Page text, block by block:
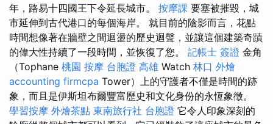
年，路易十四國王下令延長城市。 按摩課 要塞被摧毀，城
市延伸到古代港口的每個海岸。 就目前的陰影而言，花點
時間想像著在牆壁之間迴盪的歷史迴聲，並讓這個建築奇蹟
的偉大性持續了一段時間，並恢復了您。 記帳士 簽證 金角
（Tophane 桃園 按摩 台胞證 高雄 Watch 林口 外燴
accounting firmcpa Tower）上的守護者不僅是時間的跡
象，而且是伊斯坦布爾豐富歷史和文化身份的永恆象徵。
學習按摩 外燴茶點 東南旅行社 台胞證 它令人印象深刻的